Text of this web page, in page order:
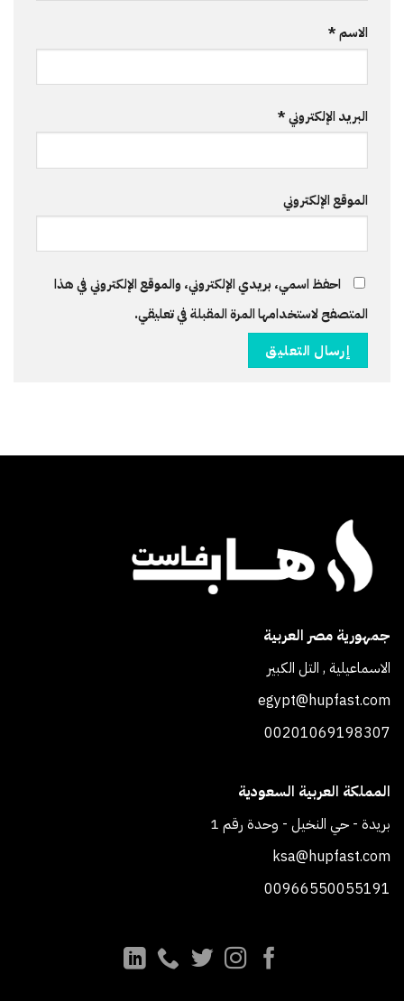
الاسم*
البريد الإلكتروني*
الموقع الإلكتروني
احفظ اسمي، بريدي الإلكتروني، والموقع الإلكتروني في هذا
المتصفح لاستخدامها المرة المقبلة في تعليقي.
جمهورية مصر العربية
الاسماعيلية , التل الكبير
egypt@hupfast.com
00201069198307
المملكة العربية السعودية
بريدة - حي النخيل - وحدة رقم 1
ksa@hupfast.com
00966550055191